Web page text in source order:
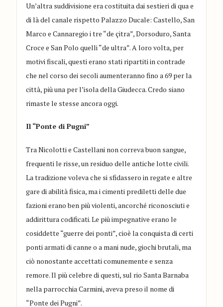
Un’altra suddivisione era costituita dai sestieri di qua e
di là del canale rispetto Palazzo Ducale: Castello, San
Marco e Cannaregio i tre “de çitra”, Dorsoduro, Santa
Croce e San Polo quelli “de ultra”. A loro volta, per
motivi fiscali, questi erano stati ripartiti in contrade
che nel corso dei secoli aumenteranno fino a 69 per la
città, più una per l’isola della Giudecca. Credo siano
rimaste le stesse ancora oggi.
Il “Ponte di Pugni”
Tra Nicolotti e Castellani non correva buon sangue,
frequenti le risse, un residuo delle antiche lotte civili.
La tradizione voleva che si sfidassero in regate e altre
gare di abilità fisica, ma i cimenti prediletti delle due
fazioni erano ben più violenti, ancorché riconosciuti e
addirittura codificati. Le più impegnative erano le
cosiddette “guerre dei ponti”, cioè la conquista di certi
ponti armati di canne o a mani nude, giochi brutali, ma
ciò nonostante accettati comunemente e senza
remore. Il più celebre di questi, sul rio Santa Barnaba
nella parrocchia Carmini, aveva preso il nome di
“Ponte dei Pugni”.